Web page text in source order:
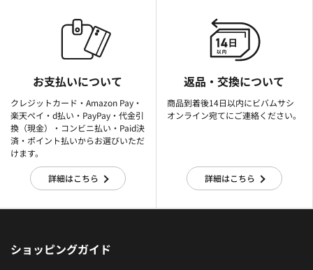
お支払いについて
クレジットカード・Amazon Pay・
楽天ぺイ・d払い・PayPay・代金引
換（現金）・コンビニ払い・Paid決
済・ポイント払いからお選びいただ
けます。
詳細はこちら
返品・交換について
商品到着後14日以内にビバムサシ
オンライン宛てにご連絡ください。
詳細はこちら
ショッピングガイド